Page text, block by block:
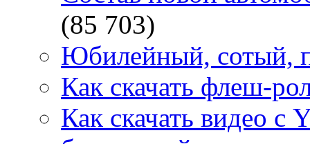
(85 703)
Юбилейный, сотый,
Как скачать флеш-
Как скачать видео с